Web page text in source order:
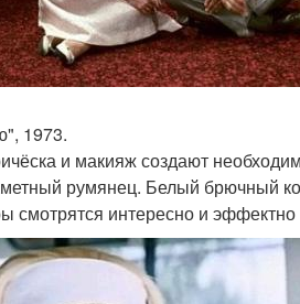
1973.
и макияж создают
румянец. Белый брючный
смотрятся интересно и